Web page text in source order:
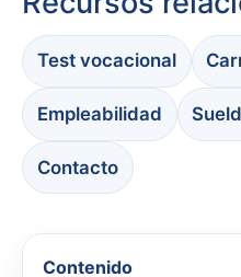
Test vocacional
Empleabilidad
Contacto
Contenido